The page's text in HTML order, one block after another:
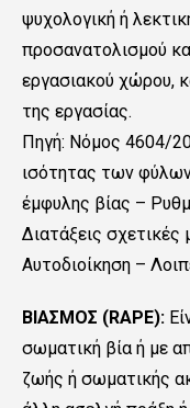
ψυχολογική ή
προσανατολισμού
εργασιακού χώρου,
της εργασίας.
Πηγή: Nόμος 4604/
ισότητας των
έμφυλης βίας –
Διατάξεις σχετικές
Αυτοδιοίκηση –
ΒΙΑΣΜΟΣ (RAPE):
σωματική βία ή με
ζωής ή σωματικής